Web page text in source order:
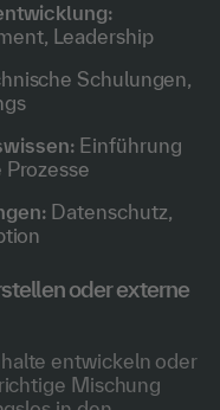
Leadership
Schulungen,
Einführung
Datenschutz,
oder externe
entwickeln oder
Mischung